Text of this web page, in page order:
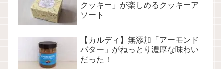
クッキー」が楽しめるクッキーア
ソート
【カルディ】無添加「アーモンド
バター」がねっとり濃厚な味わい
だった！